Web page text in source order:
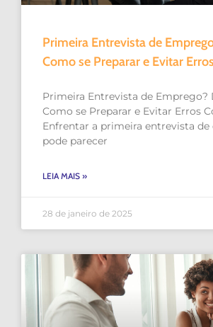
Primeira Entrevista de
Como se Preparar e Evitar
Primeira Entrevista de Emprego?
Como se Preparar e Evitar Erros
Enfrentar a primeira entrevista
pode parecer
LEIA MAIS »
28 de janeiro de 2025